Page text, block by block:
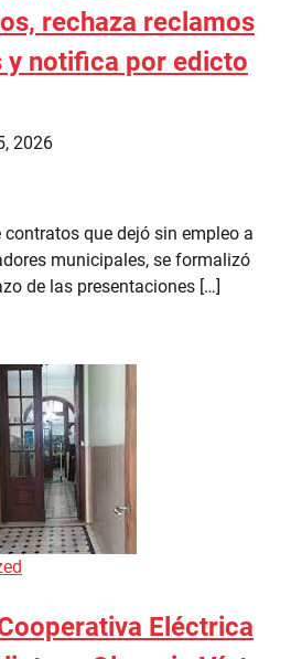
rechaza reclamos
y notifica por edicto
2026
que dejó sin empleo a
municipales, se formalizó
de las presentaciones […]
Eléctrica